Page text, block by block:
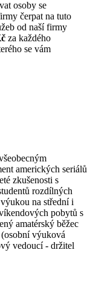
osoby se
čerpat na tuto
od naší firmy
za každého
se vám
amerických seriálů
zkušenosti s
rozdílných
na střední i
pobytů s
amatérský běžec
výuková
vedoucí - držitel